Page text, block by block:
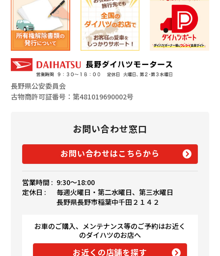
長野県公安委員会
古物商許可証番号：第481019690002号
お問い合わせ窓口
お問い合わせはこちらから
営業時間 : 9:30〜18:00
定休日 :
毎週火曜日・第二水曜日、第三水曜日
長野県長野市稲葉中千田２１４２
お車のご購入、メンテナンス等のご予約はお近く
のダイハツのお店へ
お近くの店舗を探す